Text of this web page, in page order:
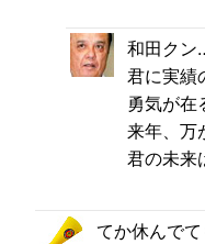
和田クン
君に実績
勇気が在
来年、万
君の未来
てか休んで